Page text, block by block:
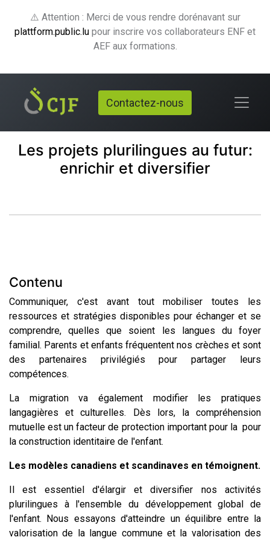
⚠️ Attention : Merci de vous rendre dorénavant sur
plattform.public.lu pour inscrire vos collaborateurs ENF et
AEF aux formations.
Contactez-nous
Les projets plurilingues au futur:
enrichir et diversifier
Contenu
Communiquer, c'est avant tout mobiliser toutes les
ressources et stratégies disponibles pour échanger et se
comprendre, quelles que soient les langues du foyer
familial. Parents et enfants fréquentent nos crèches et sont
des partenaires privilégiés pour partager leurs
compétences.
La migration va également modifier les pratiques
langagières et culturelles. Dès lors, la compréhension
mutuelle est un facteur de protection important pour la pour
la construction identitaire de l'enfant.
Les modèles canadiens et scandinaves en témoignent.
Il est essentiel d'élargir et diversifier nos activités
plurilingues à l'ensemble du développement global de
l'enfant. Nous essayons d'atteindre un équilibre entre la
valorisation de la langue commune et la valorisation des